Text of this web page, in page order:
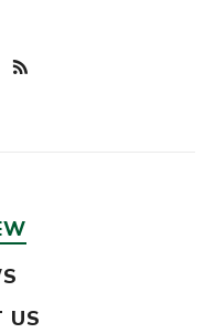
US